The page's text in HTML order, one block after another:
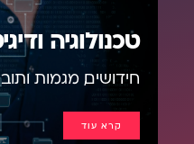
טכנולוגיה
חידושים, מגמות
קרא עוד